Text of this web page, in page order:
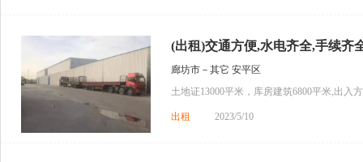
(出租)交通方便,水电齐全,手续齐
廊坊市－其它 安平区
土地证13000平米，库房建筑6800平米,出入
出租 2023/5/10